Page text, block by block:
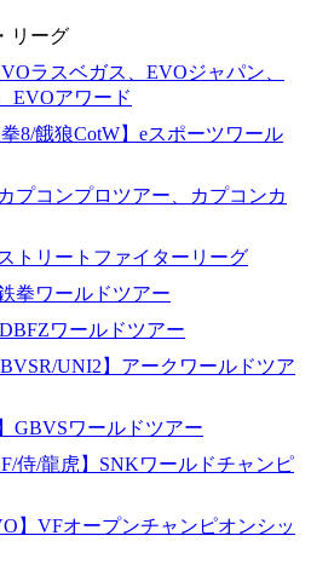
リーグ
ラスベガス、EVOジャパン、
EVOアワード
8/餓狼CotW】eスポーツワール
プコンプロツアー、カプコンカ
トリートファイターリーグ
拳ワールドツアー
ワールドツアー
UNI2】アークワールドツア
GBVSワールドツアー
侍/龍虎】SNKワールドチャンピ
】VFオープンチャンピオンシッ